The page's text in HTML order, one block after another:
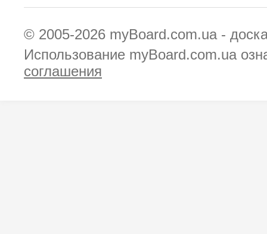
© 2005-2026 myBoard.com.ua -
Использование myBoard.com.ua
соглашения